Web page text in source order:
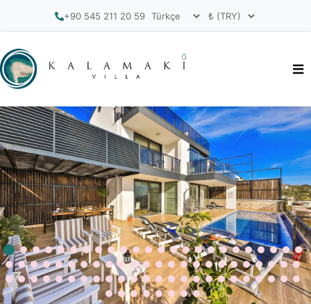
+90 545 211 20 59